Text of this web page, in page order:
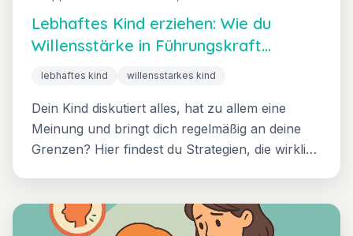
Lebhaftes Kind erziehen: Wie du
Willensstärke in Führungskraft
verwandelst
lebhaftes kind willensstarkes kind
Dein Kind diskutiert alles, hat zu allem eine
Meinung und bringt dich regelmäßig an deine
Grenzen? Hier findest du Strategien, die wirklich